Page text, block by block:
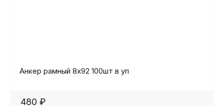
Анкер рамный 8х92 100шт в уп
480 ₽